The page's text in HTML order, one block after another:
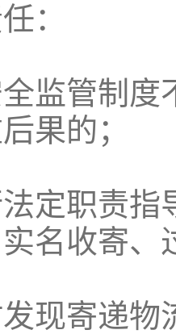
：
全监管制
果的；
法定职责
名收寄、
发现寄递